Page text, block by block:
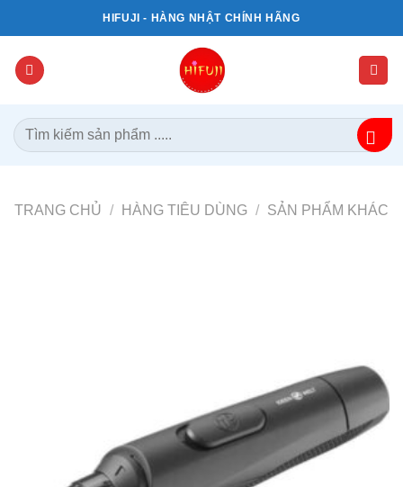
qua
dung
HIFUJI - HÀNG NHẬT CHÍNH HÃNG
Tìm
kiếm:
TRANG CHỦ / HÀNG TIÊU DÙNG / SẢN PHẨM KHÁC